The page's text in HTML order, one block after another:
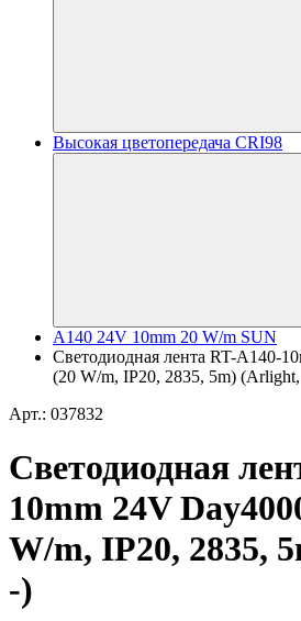
Высокая цветопередача CRI98
A140 24V 10mm 20 W/m SUN
Светодиодная лента RT-A140-
(20 W/m, IP20, 2835, 5m)
Арт.: 037832
Светодиодная
10mm 24V
W/m, IP20, 2835,
-)